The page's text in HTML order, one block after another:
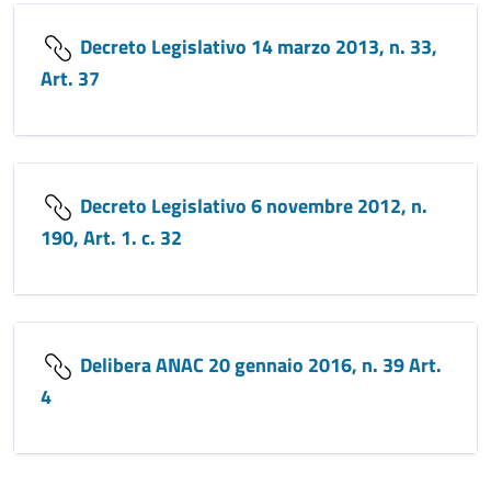
Decreto Legislativo 14 marzo 2013, n. 33,
Art. 37
Decreto Legislativo 6 novembre 2012, n.
190, Art. 1. c. 32
Delibera ANAC 20 gennaio 2016, n. 39 Art.
4